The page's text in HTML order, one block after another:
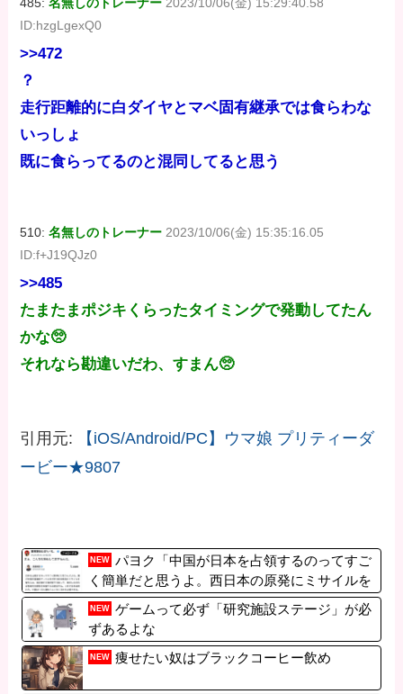
ID:hzgLgexQ0
>>472
？
走行距離的に白ダイヤとマベ固有継承では食らわな
いっしょ
既に食らってるのと混同してると思う
510:名無しのトレーナー 2023/10/06(金) 15:35:16.05
ID:f+J19QJz0
>>485
たまたまポジキくらったタイミングで発動してたん
かな🥺
それなら勘違いだわ、すまん🥺
引用元:
【iOS/Android/PC】ウマ娘 プリティーダ
ービー★9807
NEW パヨク「中国が日本を占領するのってすご
く簡単だと思うよ。西日本の原発にミサイルを
撃ち込めばいい」 [8/9]
NEW ゲームって必ず「研究施設ステージ」が必
ずあるよな
NEW 痩せたい奴はブラックコーヒー飲め